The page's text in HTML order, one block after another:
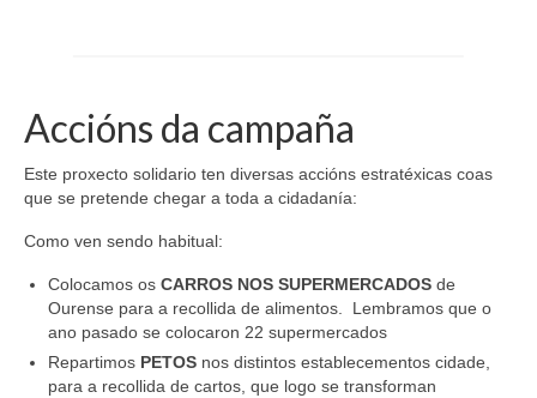
Accións da campaña
Este proxecto solidario ten diversas accións estratéxicas coas
que se pretende chegar a toda a cidadanía:
Como ven sendo habitual:
Colocamos os CARROS NOS SUPERMERCADOS de
Ourense para a recollida de alimentos. Lembramos que o
ano pasado se colocaron 22 supermercados
Repartimos PETOS nos distintos establecementos cidade,
para a recollida de cartos, que logo se transforman